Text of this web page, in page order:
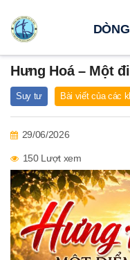
Hưng Hoá – Một
Suy tư Bài viết của các
29/06/2026
150 Lượt xem